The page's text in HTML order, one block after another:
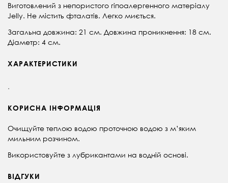
Виготовлений з непористого гіпоалергенного матеріалу
Jelly. Не містить фталатів. Легко миється.
Загальна довжина: 21 см. Довжина проникнення: 18 см.
Діаметр: 4 см.
ХАРАКТЕРИСТИКИ
.
КОРИСНА ІНФОРМАЦІЯ
Очищуйте теплою водою проточною водою з м’яким
мильним розчином.
Використовуйте з лубрикантами на водній основі.
ВІДГУКИ